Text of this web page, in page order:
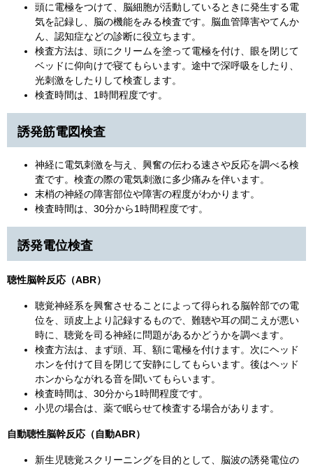
頭に電極をつけて、脳細胞が活動しているときに発生する電
気を記録し、脳の機能をみる検査です。脳血管障害やてんか
ん、認知症などの診断に役立ちます。
検査方法は、頭にクリームを塗って電極を付け、眼を閉じて
ベッドに仰向けで寝てもらいます。途中で深呼吸をしたり、
光刺激をしたりして検査します。
検査時間は、1時間程度です。
誘発筋電図検査
神経に電気刺激を与え、興奮の伝わる速さや反応を調べる検
査です。検査の際の電気刺激に多少痛みを伴います。
末梢の神経の障害部位や障害の程度がわかります。
検査時間は、30分から1時間程度です。
誘発電位検査
聴性脳幹反応（ABR）
聴覚神経系を興奮させることによって得られる脳幹部での電
位を、頭皮上より記録するもので、難聴や耳の聞こえが悪い
時に、聴覚を司る神経に問題があるかどうかを調べます。
検査方法は、まず頭、耳、額に電極を付けます。次にヘッド
ホンを付けて目を閉じて安静にしてもらいます。後はヘッド
ホンからながれる音を聞いてもらいます。
検査時間は、30分から1時間程度です。
小児の場合は、薬で眠らせて検査する場合があります。
自動聴性脳幹反応（自動ABR）
新生児聴覚スクリーニングを目的として、脳波の誘発電位の